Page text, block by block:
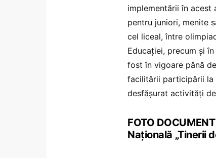
implementării în acest
pentru juniori, menite
cel liceal, între
Educației, precum și
fost în vigoare până
facilitării participării la
desfășurat activități
FOTO
Națională „Tinerii